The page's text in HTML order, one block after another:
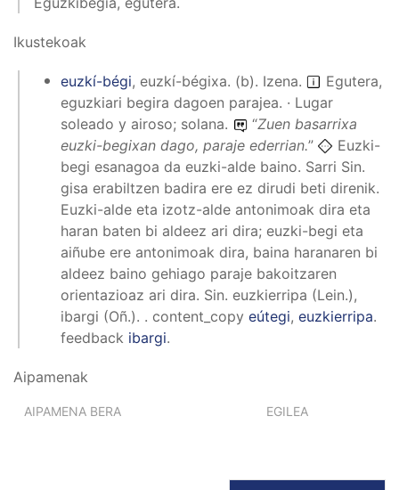
Ikustekoak
euzkí-bégi, euzkí-bégixa. (b). Izena.
Egutera,
eguzkiari begira dagoen parajea. · Lugar
soleado y airoso; solana.
“Zuen basarrixa
euzki-begixan dago, paraje ederrian.”
Euzki-
begi esanagoa da euzki-alde baino. Sarri Sin.
gisa erabiltzen badira ere ez dirudi beti direnik.
Euzki-alde eta izotz-alde antonimoak dira eta
haran baten bi aldeez ari dira; euzki-begi eta
aiñube ere antonimoak dira, baina haranaren bi
aldeez baino gehiago paraje bakoitzaren
orientazioaz ari dira. Sin. euzkierripa (Lein.),
ibargi (Oñ.). . content_copy eútegi, euzkierripa.
feedback ibargi.
Aipamenak
AIPAMENA BERA EGILEA